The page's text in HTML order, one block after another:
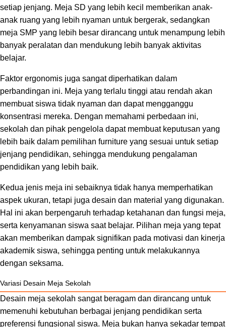
setiap jenjang. Meja SD yang lebih kecil memberikan anak-
anak ruang yang lebih nyaman untuk bergerak, sedangkan
meja SMP yang lebih besar dirancang untuk menampung lebih
banyak peralatan dan mendukung lebih banyak aktivitas
belajar.
Faktor ergonomis juga sangat diperhatikan dalam
perbandingan ini. Meja yang terlalu tinggi atau rendah akan
membuat siswa tidak nyaman dan dapat mengganggu
konsentrasi mereka. Dengan memahami perbedaan ini,
sekolah dan pihak pengelola dapat membuat keputusan yang
lebih baik dalam pemilihan furniture yang sesuai untuk setiap
jenjang pendidikan, sehingga mendukung pengalaman
pendidikan yang lebih baik.
Kedua jenis meja ini sebaiknya tidak hanya memperhatikan
aspek ukuran, tetapi juga desain dan material yang digunakan.
Hal ini akan berpengaruh terhadap ketahanan dan fungsi meja,
serta kenyamanan siswa saat belajar. Pilihan meja yang tepat
akan memberikan dampak signifikan pada motivasi dan kinerja
akademik siswa, sehingga penting untuk melakukannya
dengan seksama.
Variasi Desain Meja Sekolah
Desain meja sekolah sangat beragam dan dirancang untuk
memenuhi kebutuhan berbagai jenjang pendidikan serta
preferensi fungsional siswa. Meja bukan hanya sekadar tempat